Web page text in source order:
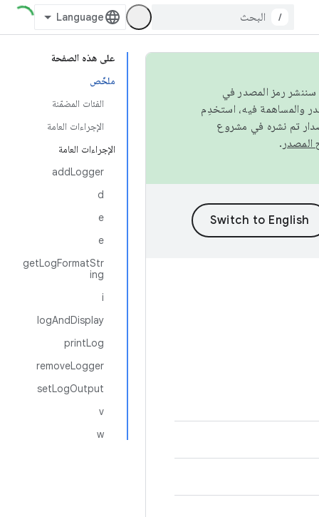
/
على هذه الصفحة
ملخّص
الفئات المضمّنة
الإجراءات العامة
الإجراءات العامة
addLogger
d
e
e
getLogFormatStr
ing
i
logAndDisplay
printLog
removeLogger
setLogOutput
v
w
سننشر رمز المصدر في
تم نشره في مشروع
.